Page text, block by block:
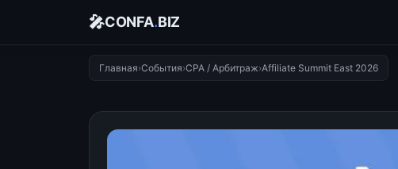
🎤CONFA.BIZ
Главная›События›CPA / Арбитраж›Affiliate Summit East 2026